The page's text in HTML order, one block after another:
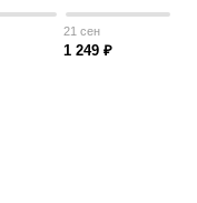
21 сен
1 249 ₽